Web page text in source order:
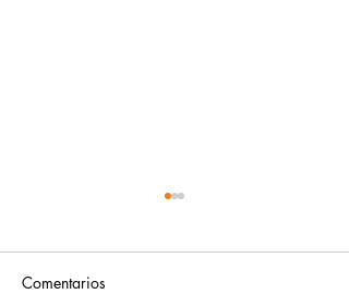
Comentarios